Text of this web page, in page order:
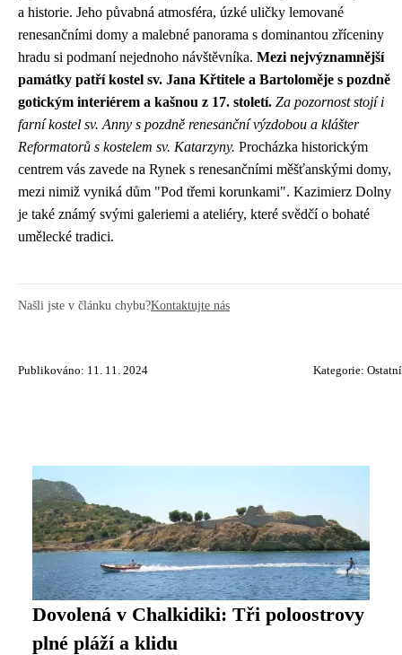
a historie. Jeho půvabná atmosféra, úzké uličky lemované
renesančními domy a malebné panorama s dominantou zříceniny
hradu si podmaní nejednoho návštěvníka. Mezi nejvýznamnější
památky patří kostel sv. Jana Křtitele a Bartoloměje s pozdně
gotickým interiérem a kašnou z 17. století. Za pozornost stojí i
farní kostel sv. Anny s pozdně renesanční výzdobou a klášter
Reformatorů s kostelem sv. Katarzyny. Procházka historickým
centrem vás zavede na Rynek s renesančními měšťanskými domy,
mezi nimiž vyniká dům "Pod třemi korunkami". Kazimierz Dolny
je také známý svými galeriemi a ateliéry, které svědčí o bohaté
umělecké tradici.
Našli jste v článku chybu?Kontaktujte nás
Publikováno: 11. 11. 2024 Kategorie: Ostatní
Dovolená v Chalkidiki: Tři poloostrovy
plné pláží a klidu